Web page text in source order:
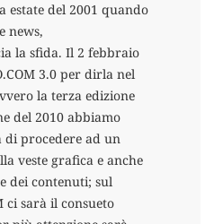
estate del 2001 quando
news,
la sfida. Il 2 febbraio
3.0 per dirla nel
la terza edizione
del 2010 abbiamo
di procedere ad un
veste grafica e anche
dei contenuti; sul
ci sarà il consueto